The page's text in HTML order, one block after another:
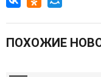
ПОХОЖИЕ